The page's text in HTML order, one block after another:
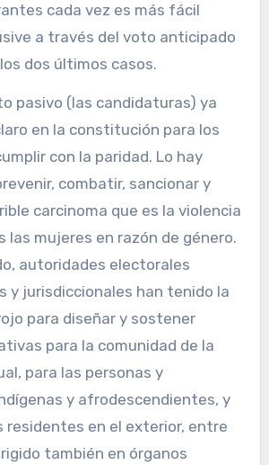
cada vez es más fácil
a través del voto anticipado
dos últimos casos.
pasivo (las candidaturas) ya
en la constitución para los
con la paridad. Lo hay
combatir, sancionar y
carcinoma que es la violencia
las mujeres en razón de género.
autoridades electorales
y jurisdiccionales han tenido la
para diseñar y sostener
para la comunidad de la
para las personas y
y afrodescendientes, y
residentes en el exterior, entre
también en órganos